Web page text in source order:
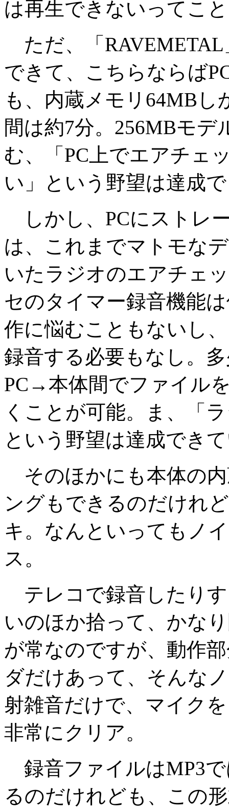
は再生できないってこ
ただ、「
できて、こちらならば
も、内蔵メモリ64MBし
間は約7分。256MBモ
む、「PC上でエアチェ
い」という野望は達成
しかし、PCにストレ
は、これまでマトモな
いたラジオのエアチェ
セのタイマー録音機能
作に悩むこともないし
録音する必要もなし。
PC→本体間でファイル
くことが可能。ま、「
という野望は達成でき
そのほかにも本体の
ングもできるのだけれ
キ。なんといってもノ
ス。
テレコで録音したり
いのほか拾って、かな
が常なのですが、動作
ダだけあって、そんな
射雑音だけで、マイク
非常にクリア。
録音ファイルはMP3
るのだけれども、この